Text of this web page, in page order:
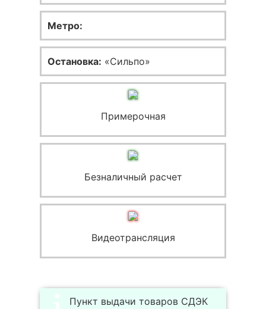
Метро:
Остановка: «Сильпо»
Примерочная
Безналичный расчет
Видеотрансляция
Пункт выдачи товаров СДЭК